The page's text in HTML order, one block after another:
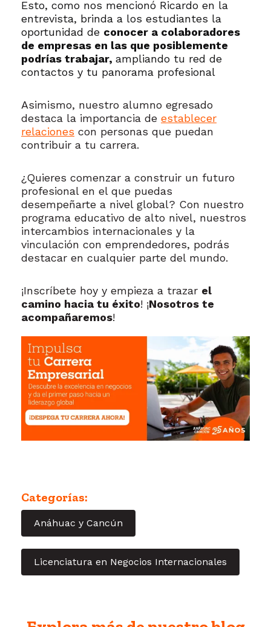
Esto, como nos mencionó Ricardo en la
entrevista, brinda a los estudiantes la
oportunidad de conocer a colaboradores
de empresas en las que posiblemente
podrías trabajar, ampliando tu red de
contactos y tu panorama profesional
Asimismo, nuestro alumno egresado
destaca la importancia de establecer
relaciones con personas que puedan
contribuir a tu carrera.
¿Quieres comenzar a construir un futuro
profesional en el que puedas
desempeñarte a nivel global? Con nuestro
programa educativo de alto nivel, nuestros
intercambios internacionales y la
vinculación con emprendedores, podrás
destacar en cualquier parte del mundo.
¡Inscríbete hoy y empieza a trazar el
camino hacia tu éxito! ¡Nosotros te
acompañaremos!
Categorías:
Anáhuac y Cancún
Licenciatura en Negocios Internacionales